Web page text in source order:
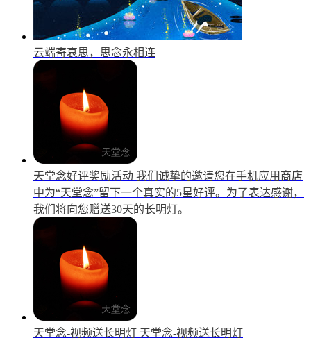
云端寄哀思，思念永相连
天堂念好评奖励活动 我们诚挚的邀请您在手机应用商店
中为“天堂念”留下一个真实的5星好评。为了表达感谢，
我们将向您赠送30天的长明灯。
天堂念-视频送长明灯 天堂念-视频送长明灯